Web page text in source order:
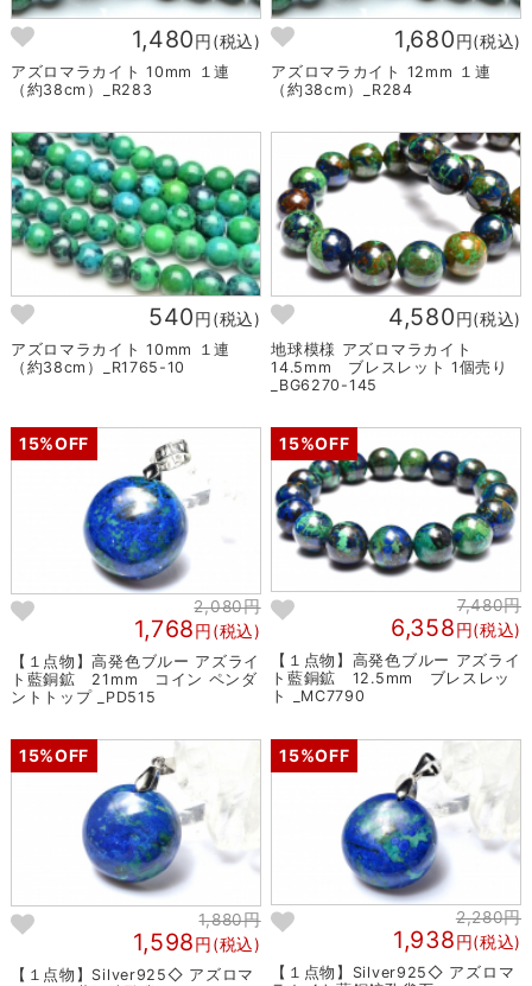
1,480円(税込)
アズロマラカイト 10mm １連
（約38cm）_R283
1,680円(税込)
アズロマラカイト 12mm １連
（約38cm）_R284
540円(税込)
アズロマラカイト 10mm １連
（約38cm）_R1765-10
4,580円(税込)
地球模様 アズロマラカイト
14.5mm ブレスレット 1個売り
_BG6270-145
15%OFF
2,080円
1,768円(税込)
【１点物】高発色ブルー アズライ
ト藍銅鉱 21mm コイン ペンダ
ントトップ _PD515
15%OFF
7,480円
6,358円(税込)
【１点物】高発色ブルー アズライ
ト藍銅鉱 12.5mm ブレスレッ
ト _MC7790
15%OFF
1,880円
1,598円(税込)
【１点物】Silver925◇ アズロマ
15%OFF
2,280円
1,938円(税込)
【１点物】Silver925◇ アズロマ